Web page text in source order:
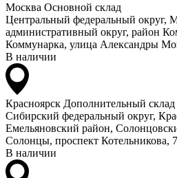
Москва Основной склад
Центральный федеральный округ,
административный округ, район
Коммунарка, улица Александры
В наличии
Красноярск Дополнительный склад
Сибирский федеральный округ,
Емельяновский район,
Солонцы, проспект Котельникова,
В наличии